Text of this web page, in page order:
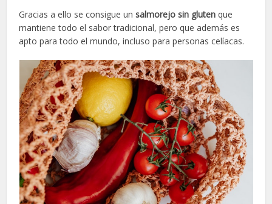
Gracias a ello se consigue unsalmorejo sin gluten que
mantiene todo el sabor tradicional, pero que además es
apto para todo el mundo, incluso para personas celíacas.